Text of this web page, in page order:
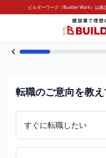
ビルダーワーク（Builder Work）は建
転職のご意向を教
すぐに転職したい